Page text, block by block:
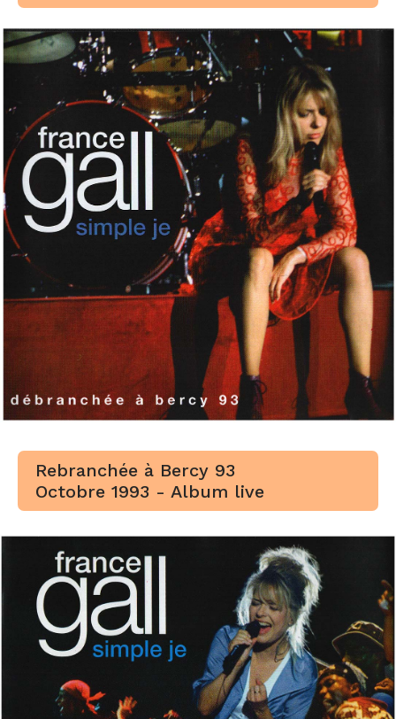
Rebranchée à Bercy 93
Octobre 1993 - Album live